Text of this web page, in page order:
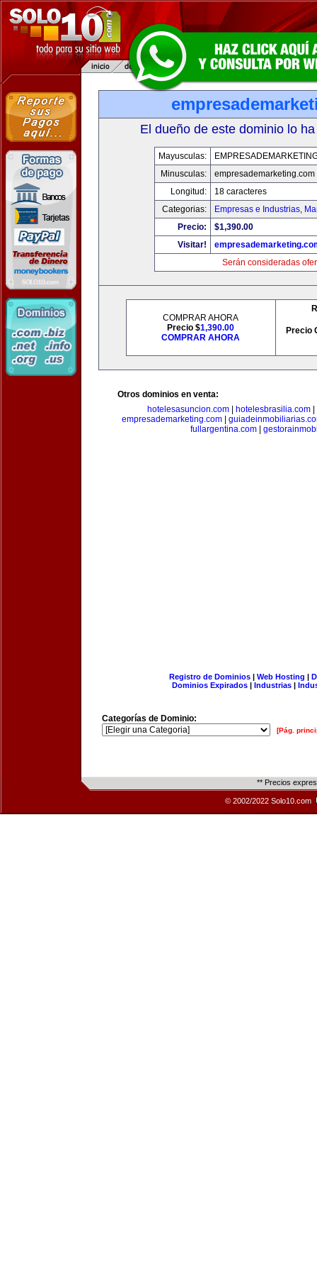
El dueño de este dominio lo
Mayusculas:
Minusculas:
empresademarketing.com
Longitud:
18 caracteres
Categorias:
Empresas e Industrias,
Precio:
$1,390.00
Visitar!
Serán consideradas
COMPRAR AHORA
Precio $1,390.00
COMPRAR AHORA
Precio
Otros dominios en venta:
hotelesasuncion.com| hotelesbrasilia.com|
empresademarketing.com|
fullargentina.com
Registro de Dominios| Web Hosting |
Dominios Expirados | Industrias |
Categorías de Dominio:
[Pág.
** Precios
© 2002/2022 Solo10.com